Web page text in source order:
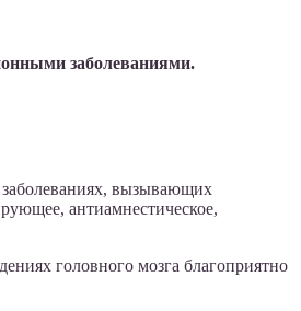
заболеваниями.
вызывающих
антиамнестическое,
головного мозга благоприятно